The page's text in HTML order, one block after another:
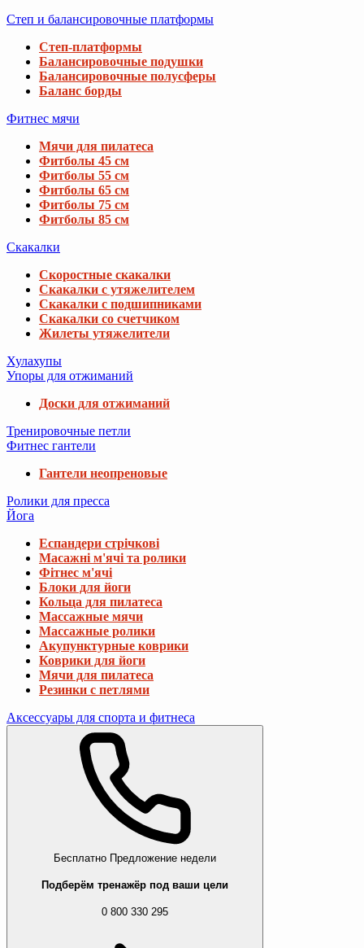
Степ и балансировочные платформы
Степ-платформы
Балансировочные подушки
Балансировочные полусферы
Баланс борды
Фитнес мячи
Мячи для пилатеса
Фитболы 45 см
Фитболы 55 см
Фитболы 65 см
Фитболы 75 см
Фитболы 85 см
Скакалки
Скоростные скакалки
Скакалки с утяжелителем
Скакалки с подшипниками
Скакалки со счетчиком
Жилеты утяжелители
Хулахупы
Упоры для отжиманий
Доски для отжиманий
Тренировочные петли
Фитнес гантели
Гантели неопреновые
Ролики для пресса
Йога
Еспандери стрічкові
Масажні м'ячі та ролики
Фітнес м'ячі
Блоки для йоги
Кольца для пилатеса
Массажные мячи
Массажные ролики
Акупунктурные коврики
Коврики для йоги
Мячи для пилатеса
Резинки с петлями
Аксессуары для спорта и фитнеса
Бесплатно Предложение недели
Подберём тренажёр под ваши цели
0 800 330 295